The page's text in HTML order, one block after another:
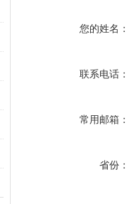
您的姓名：
联系电话：
常用邮箱：
省份：